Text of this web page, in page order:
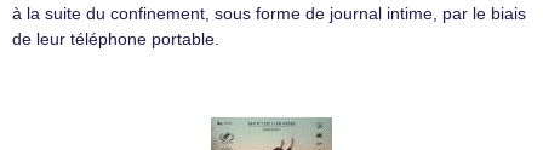
à la suite du confinement, sous forme de journal intime, par le biais
de leur téléphone portable.